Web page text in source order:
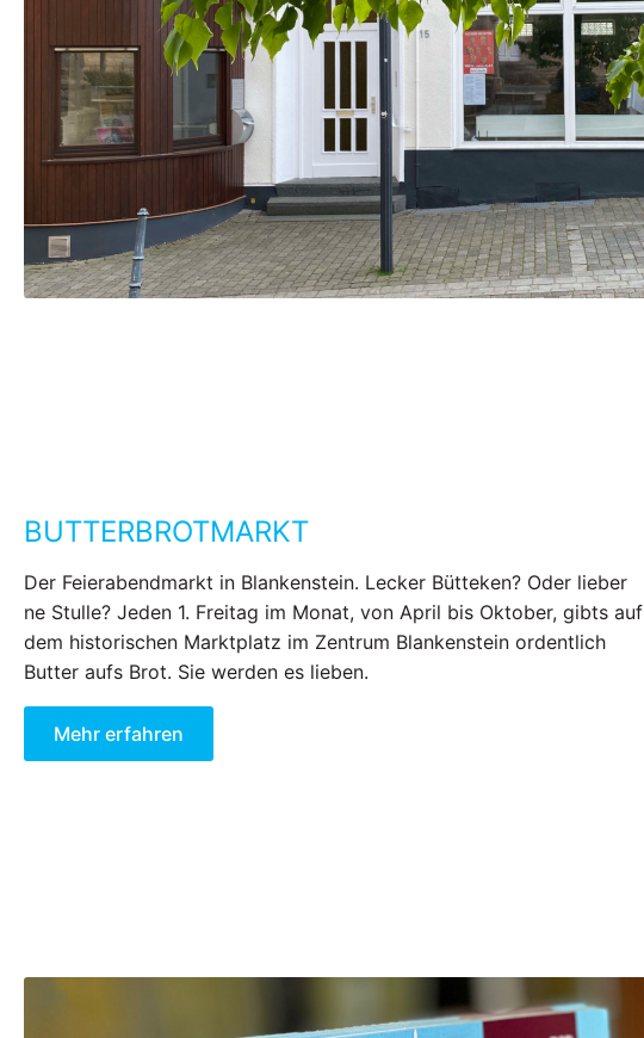
BUTTERBROTMARKT
Der Feierabendmarkt in Blankenstein. Lecker Bütteken? Oder lieber
ne Stulle? Jeden 1. Freitag im Monat, von April bis Oktober, gibts auf
dem historischen Marktplatz im Zentrum Blankenstein ordentlich
Butter aufs Brot. Sie werden es lieben.
Mehr erfahren